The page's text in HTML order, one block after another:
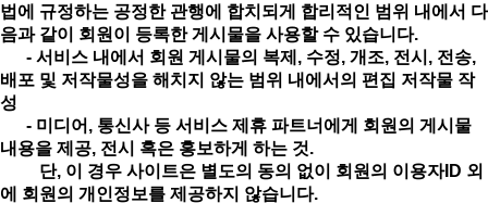
법에 규정하는 공정한 관행에 합치되게 합리적인 범위 내에서 다
음과 같이 회원이 등록한 게시물을 사용할 수 있습니다.
- 서비스 내에서 회원 게시물의 복제, 수정, 개조, 전시, 전송,
배포 및 저작물성을 해치지 않는 범위 내에서의 편집 저작물 작
성
- 미디어, 통신사 등 서비스 제휴 파트너에게 회원의 게시물
내용을 제공, 전시 혹은 홍보하게 하는 것.
단, 이 경우 사이트은 별도의 동의 없이 회원의 이용자ID 외
에 회원의 개인정보를 제공하지 않습니다.